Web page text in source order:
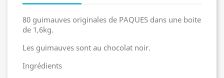
80 guimauves originales de PAQUES dans une boite
de 1,6kg.
Les guimauves sont au chocolat noir.
Ingrédients